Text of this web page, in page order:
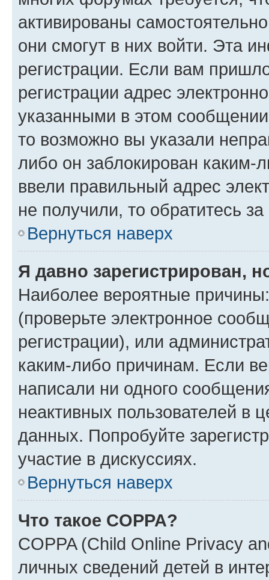
активированы
они смогут в них войти. Эта
регистрации. Если вам
регистрации адрес
указанными в этом
то возможно вы указали
либо он заблокирован
ввели правильный адрес
не получили, то обратитесь
Вернуться наверх
Я давно зарегистрирован,
Наиболее вероятные
(проверьте электронное
регистрации), или
каким-либо причинам. Если
написали ни одного
неактивных пользователей в
данных. Попробуйте
участие в дискуссиях.
Вернуться наверх
Что такое COPPA?
COPPA (Child Online Privacy
личных сведений детей в